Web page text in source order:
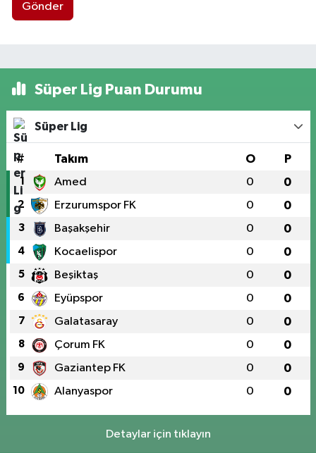
Gönder
Süper Lig Puan Durumu
Süper Lig
# Takım O P
1 Amed 0 0
2 Erzurumspor FK 0 0
3 Başakşehir 0 0
4 Kocaelispor 0 0
5 Beşiktaş 0 0
6 Eyüpspor 0 0
7 Galatasaray 0 0
8 Çorum FK 0 0
9 Gaziantep FK 0 0
10 Alanyaspor 0 0
Detaylar için tıklayın